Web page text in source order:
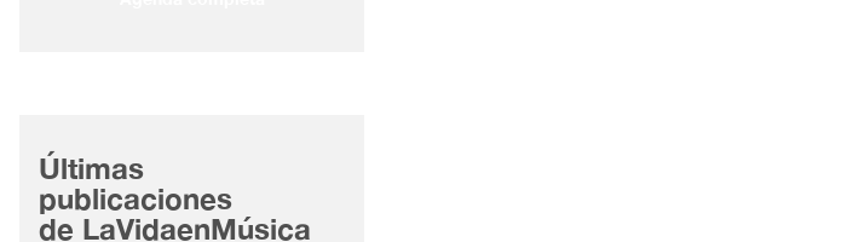
Últimas
publicaciones
de LaVidaenMúsica